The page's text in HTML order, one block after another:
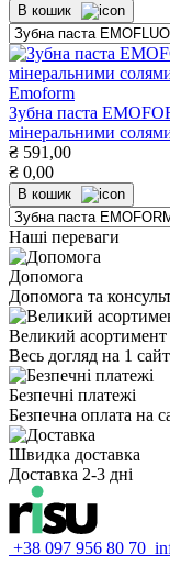
В кошик
Emoform
Зубна паста
мінеральними
₴ 591,00
₴ 0,00
В кошик
Наші переваги
Допомога
Допомога та
Великий асортимент
Весь догляд на 1
Безпечні платежі
Безпечна оплата на
Швидка доставка
Доставка 2-3 дні
+38 097 956 80 70